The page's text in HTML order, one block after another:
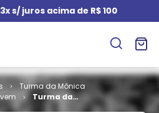
s/ juros acima de R$ 100
Turma da Mônica
Turma da
Mônica Jovem